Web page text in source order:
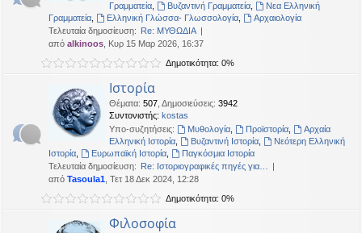
Γραμματεία
Βυζαντινή Γραμματεία,
Νεα Ελληνική
Γραμματεία
Ελληνική Γλώσσα- Γλωσσολογία,
Αρχαιολογία
Τελευταία δημοσίευση: Re: ΜΥΘΩΔΙΑ
από alkinoos , Κυρ 15 Μαρ 2026, 16:37
Δημοτικότητα: 0%
Ιστορία
Θέματα: 507 Δημοσιεύσεις: 3942
Συντονιστής: kostas
Υπο-συζητήσεις:
Μυθολογία, Προϊστορία,
Αρχαία
Ελληνική Ιστορία
Βυζαντινή Ιστορία,
Νεότερη Ελληνική
Ιστορία
Ευρωπαϊκή Ιστορία,
Παγκόσμια Ιστορία
Τελευταία δημοσίευση: Re: Ιστοριογραφικές πηγές για…
από Tasoula1 , Τετ 18 Δεκ 2024, 12:28
Δημοτικότητα: 0%
Φιλοσοφία